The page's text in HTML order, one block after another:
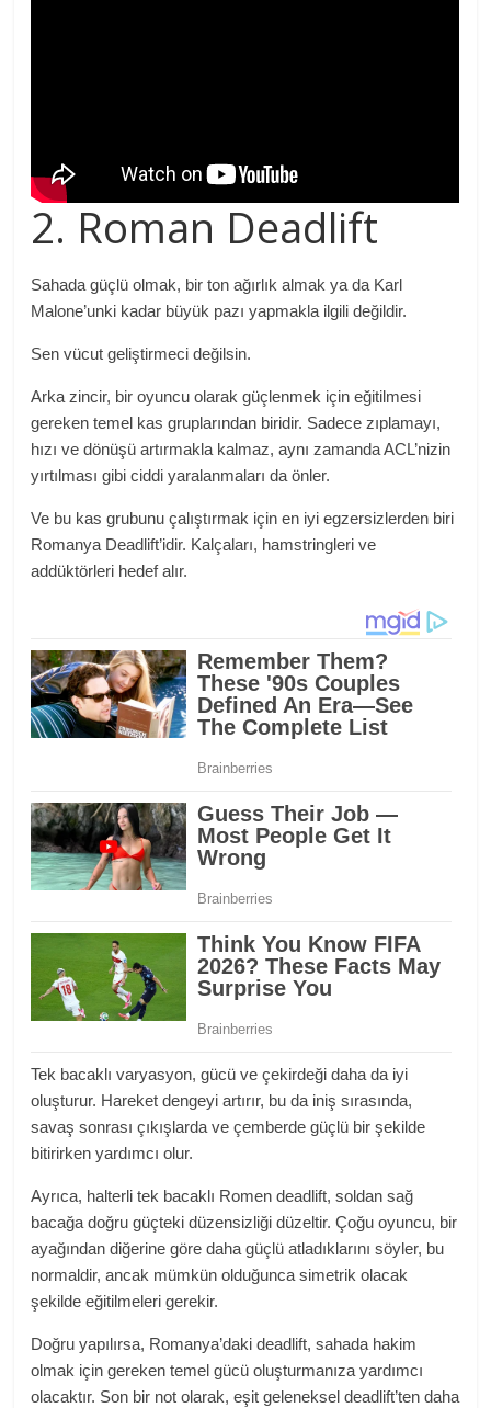
2. Roman Deadlift
Sahada güçlü olmak, bir ton ağırlık almak ya da Karl
Malone’unki kadar büyük pazı yapmakla ilgili değildir.
Sen vücut geliştirmeci değilsin.
Arka zincir, bir oyuncu olarak güçlenmek için eğitilmesi
gereken temel kas gruplarından biridir. Sadece zıplamayı,
hızı ve dönüşü artırmakla kalmaz, aynı zamanda ACL’nizin
yırtılması gibi ciddi yaralanmaları da önler.
Ve bu kas grubunu çalıştırmak için en iyi egzersizlerden biri
Romanya Deadlift’idir. Kalçaları, hamstringleri ve
addüktörleri hedef alır.
Tek bacaklı varyasyon, gücü ve çekirdeği daha da iyi
oluşturur. Hareket dengeyi artırır, bu da iniş sırasında,
savaş sonrası çıkışlarda ve çemberde güçlü bir şekilde
bitirirken yardımcı olur.
Ayrıca, halterli tek bacaklı Romen deadlift, soldan sağ
bacağa doğru güçteki düzensizliği düzeltir. Çoğu oyuncu, bir
ayağından diğerine göre daha güçlü atladıklarını söyler, bu
normaldir, ancak mümkün olduğunca simetrik olacak
şekilde eğitilmeleri gerekir.
Doğru yapılırsa, Romanya’daki deadlift, sahada hakim
olmak için gereken temel gücü oluşturmanıza yardımcı
olacaktır. Son bir not olarak, eşit geleneksel deadlift’ten daha